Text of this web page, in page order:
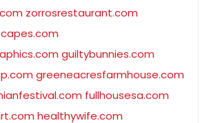
zorrosrestaurant.com
guiltybunnies.com
greeneacresfarmhouse.com
fullhousesa.com
healthywife.com